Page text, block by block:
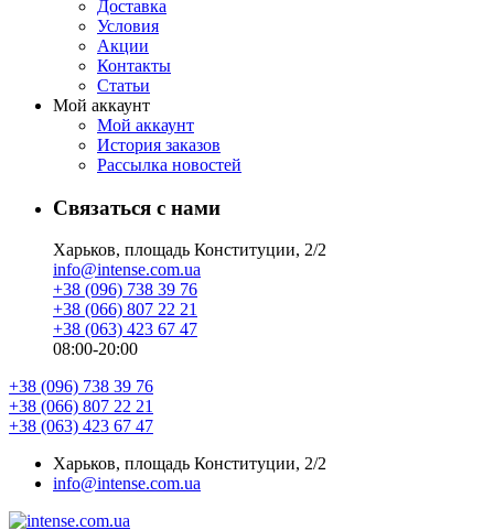
Доставка
Условия
Aкции
Контакты
Статьи
Мой аккаунт
Мой аккаунт
История заказов
Рассылка новостей
Связаться с нами
Харьков, площадь Конституции, 2/2
info@intense.com.ua
+38 (096) 738 39 76
+38 (066) 807 22 21
+38 (063) 423 67 47
08:00-20:00
+38 (096) 738 39 76
+38 (066) 807 22 21
+38 (063) 423 67 47
Харьков, площадь Конституции, 2/2
info@intense.com.ua